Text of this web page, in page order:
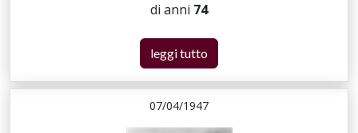
di anni 74
leggi tutto
07/04/1947